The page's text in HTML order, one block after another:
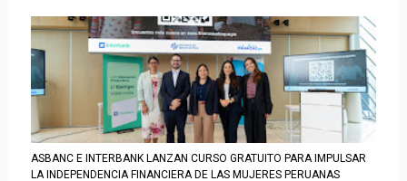
ASBANC E INTERBANK LANZAN CURSO GRATUITO PARA IMPULSAR
LA INDEPENDENCIA FINANCIERA DE LAS MUJERES PERUANAS